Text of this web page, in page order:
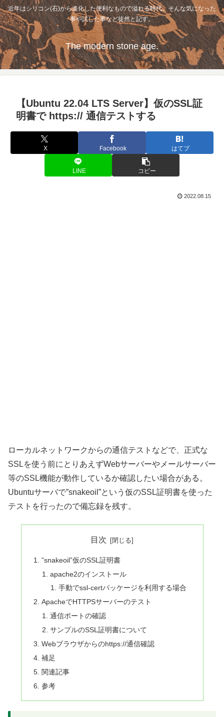
近年はシリコン(石)から進化した便利なもので溢れる時代。そんな気になった
事や試した事など徒然と記す。
The modern stone age.
【Ubuntu 22.04 LTS Server】仮のSSL証
明書で https:// 通信テストする
X Facebook はてブ
LINE コピー
2022.08.15
ローカルネットワークからの通信テストなどで、正式な
SSLを使う前にとりあえずWebサーバーやメールサーバー
等のSSL機能が動作しているか確認したい場合がある。
Ubuntuサーバで”snakeoil”という仮のSSL証明書を使った
テストを行ったので備忘録を残す。
目次
”snakeoil”仮のSSL証明書
apache2のインストール
手動でssl-certパッケージを利用する場合
ApacheでHTTPSサーバーのテスト
通信ポートの確認
サンプルのSSL証明書について
Webブラウザからのhttps://通信確認
補足
関連記事
参考